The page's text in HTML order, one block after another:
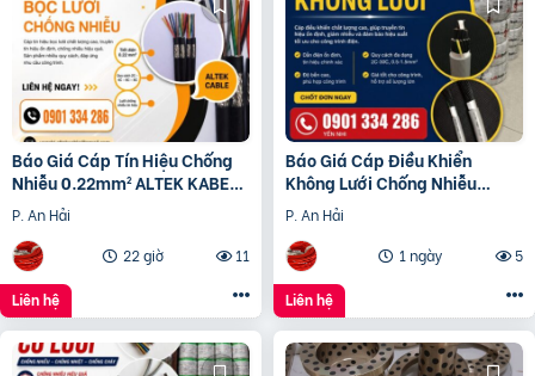
Báo Giá Cáp Tín Hiệu Chống
Nhiễu 0.22mm² ALTEK KABEL |
Đồng Nguyên Chất 100%
P. An Hải
22 giờ
11
Liên hệ
Báo Giá Cáp Điều Khiển
Không Lưới Chống Nhiễu
ALTEK KABEL | Đồng Nguyên
Chất 100%
P. An Hải
1 ngày
5
Liên hệ